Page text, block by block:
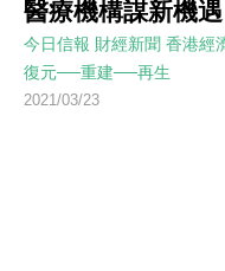
醫療機構謀新機遇
今日信報 財經新聞 香港經
復元──重建──再生
2021/03/23